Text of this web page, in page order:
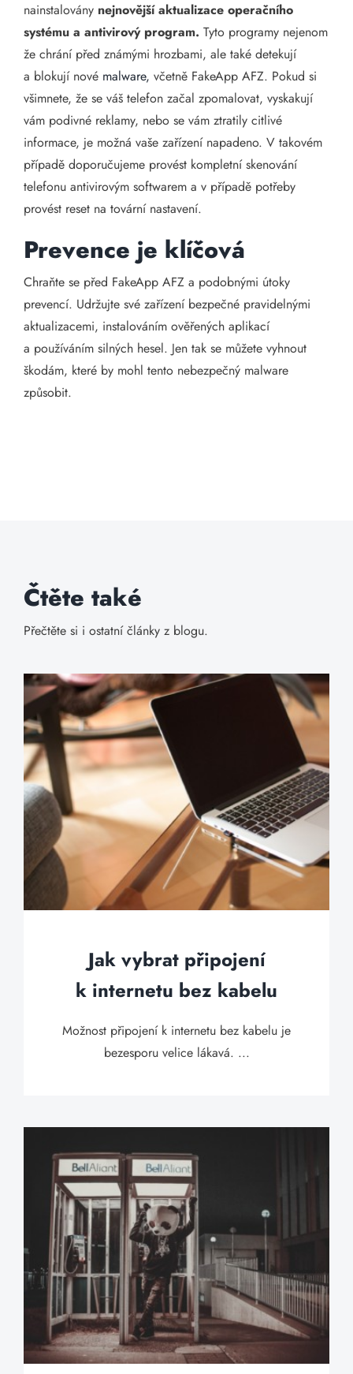
nainstalovány nejnovější aktualizace operačního
systému a antivirový program. Tyto programy nejenom
že chrání před známými hrozbami, ale také detekují
a blokují nové malware, včetně FakeApp AFZ. Pokud si
všimnete, že se váš telefon začal zpomalovat, vyskakují
vám podivné reklamy, nebo se vám ztratily citlivé
informace, je možná vaše zařízení napadeno. V takovém
případě doporučujeme provést kompletní skenování
telefonu antivirovým softwarem a v případě potřeby
provést reset na tovární nastavení.
Prevence je klíčová
Chraňte se před FakeApp AFZ a podobnými útoky
prevencí. Udržujte své zařízení bezpečné pravidelnými
aktualizacemi, instalováním ověřených aplikací
a používáním silných hesel. Jen tak se můžete vyhnout
škodám, které by mohl tento nebezpečný malware
způsobit.
Čtěte také
Přečtěte si i ostatní články z blogu.
Jak vybrat připojení
k internetu bez kabelu
Možnost připojení k internetu bez kabelu je
bezesporu velice lákavá. ...